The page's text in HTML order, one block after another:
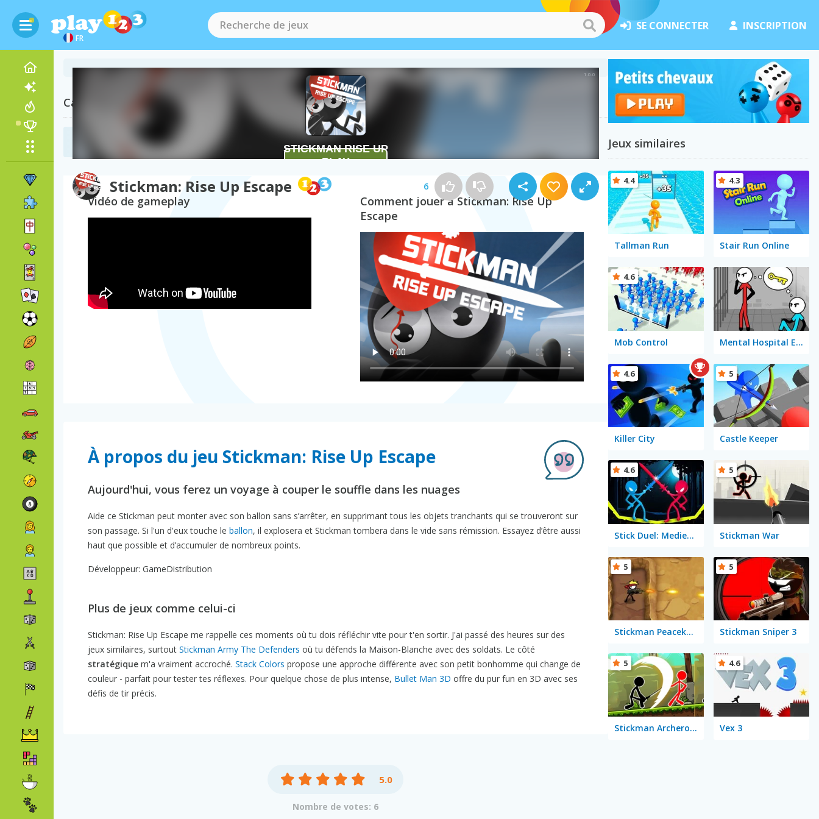
FR
SE CONNECTER INSCRIPTION
Stickman: Rise Up Escape 6
Catégories Associées
Jeux d'Évasion(33)
Vidéo de gameplay
Comment jouer à Stickman: Rise Up
Escape
À propos du jeu Stickman: Rise Up Escape
Aujourd'hui, vous ferez un voyage à couper le souffle dans les nuages
Aide ce Stickman peut monter avec son ballon sans s’arrêter, en supprimant tous les objets tranchants qui se trouveront sur
son passage. Si l'un d'eux touche le ballon, il explosera et Stickman tombera dans le vide sans rémission. Essayez d’être aussi
haut que possible et d’accumuler de nombreux points.
Développeur: GameDistribution
Plus de jeux comme celui-ci
Stickman: Rise Up Escape me rappelle ces moments où tu dois réfléchir vite pour t'en sortir. J'ai passé des heures sur des
jeux similaires, surtout Stickman Army The Defenders où tu défends la Maison-Blanche avec des soldats. Le côté
stratégique m'a vraiment accroché. Stack Colors propose une approche différente avec son petit bonhomme qui change de
couleur - parfait pour tester tes réflexes. Pour quelque chose de plus intense, Bullet Man 3D offre du pur fun en 3D avec ses
défis de tir précis.
5.0
Nombre de votes: 6
Jeux similaires
Tallman Run
4.4
Stair Run Online
4.3
Mob Control
4.6
Mental Hospital Escape
Killer City
4.6
Castle Keeper
5
Stick Duel: Medieval Wars
4.6
Stickman War
5
Stickman Peacekeeper
5
Stickman Sniper 3
5
Stickman Archero Fight
5
Vex 3
4.6